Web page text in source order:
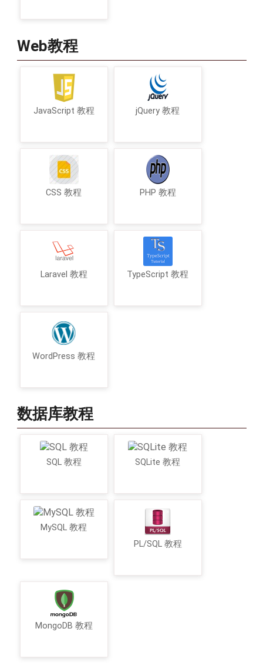
Web教程
JavaScript 教程 jQuery 教程
CSS 教程 PHP 教程
Laravel 教程 TypeScript 教程
WordPress 教程
数据库教程
SQL 教程 SQLite 教程
MySQL 教程
PL/SQL 教程
MongoDB 教程